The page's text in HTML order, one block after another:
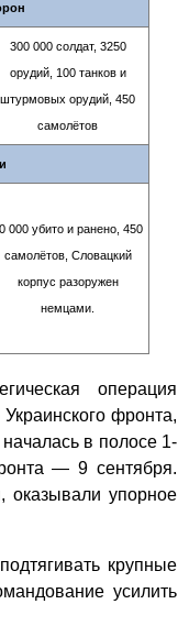
300 000 солдат, 3250
орудий, 100 танков и
штурмовых орудий, 450
самолётов
000 убито и ранено, 450
самолётов, Словацкий
корпус разоружен
немцами.
операция
фронта,
в полосе 1-
— 9 сентября.
оказывали упорное
крупные
усилить